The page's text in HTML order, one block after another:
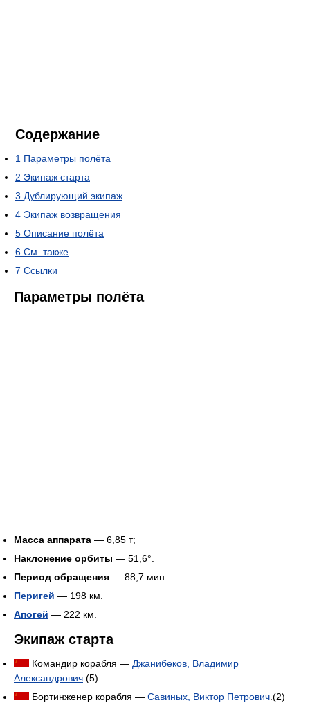
Содержание
1 Параметры полёта
2 Экипаж старта
3 Дублирующий экипаж
4 Экипаж возвращения
5 Описание полёта
6 См. также
7 Ссылки
Параметры полёта
Масса аппарата — 6,85 т;
Наклонение орбиты — 51,6°.
Период обращения — 88,7 мин.
Перигей — 198 км.
Апогей — 222 км.
Экипаж старта
Командир корабля — Джанибеков, Владимир
Александрович .(5)
Бортинженер корабля — Савиных, Виктор Петрович .(2)